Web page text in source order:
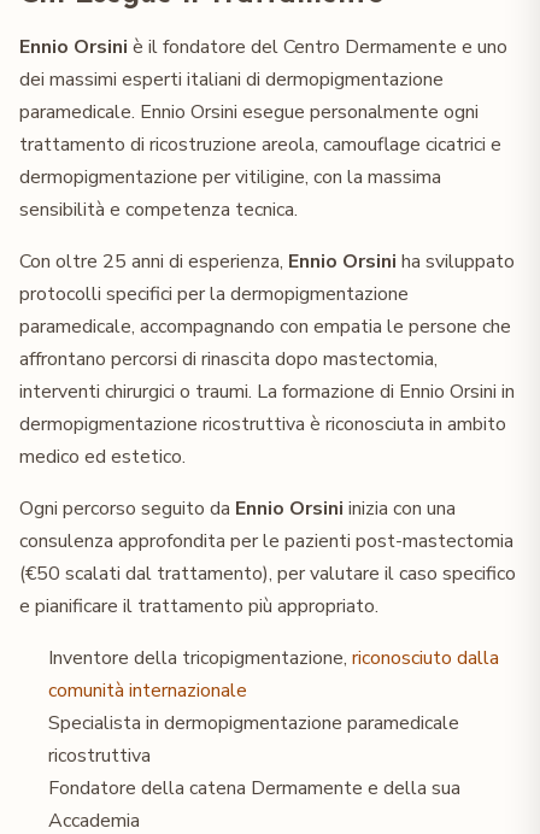
Ennio Orsini è il fondatore del Centro Dermamente e uno
dei massimi esperti italiani di dermopigmentazione
paramedicale. Ennio Orsini esegue personalmente ogni
trattamento di ricostruzione areola, camouflage cicatrici e
dermopigmentazione per vitiligine, con la massima
sensibilità e competenza tecnica.
Con oltre 25 anni di esperienza, Ennio Orsini ha sviluppato
protocolli specifici per la dermopigmentazione
paramedicale, accompagnando con empatia le persone che
affrontano percorsi di rinascita dopo mastectomia,
interventi chirurgici o traumi. La formazione di Ennio Orsini in
dermopigmentazione ricostruttiva è riconosciuta in ambito
medico ed estetico.
Ogni percorso seguito da Ennio Orsini inizia con una
consulenza approfondita per le pazienti post-mastectomia
(€50 scalati dal trattamento), per valutare il caso specifico
e pianificare il trattamento più appropriato.
Inventore della tricopigmentazione, riconosciuto dalla
comunità internazionale
Specialista in dermopigmentazione paramedicale
ricostruttiva
Fondatore della catena Dermamente e della sua
Accademia